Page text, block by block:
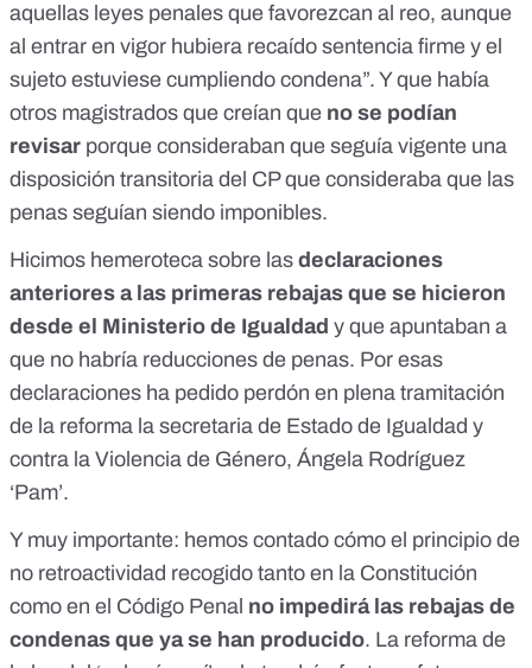
aquellas leyes penales que favorezcan al reo, aunque
al entrar en vigor hubiera recaído sentencia firme y el
sujeto estuviese cumpliendo condena”. Y que había
otros magistrados que creían que no se podían
revisar porque consideraban que seguía vigente una
disposición transitoria del CPque consideraba que las
penas seguían siendo imponibles.
Hicimos hemeroteca sobre las declaraciones
anteriores a las primeras rebajas que se hicieron
desde el Ministerio de Igualdad y que apuntaban a
que no habría reducciones de penas. Por esas
declaraciones ha pedido perdón en plena tramitación
de la reforma la secretaria de Estado de Igualdad y
contra la Violencia de Género, Ángela Rodríguez
‘Pam’.
Y muy importante: hemos contado cómo el principio de
no retroactividad recogido tanto en la Constitución
como en el Código Penal no impedirá las rebajas de
condenas que ya se han producido. La reforma de